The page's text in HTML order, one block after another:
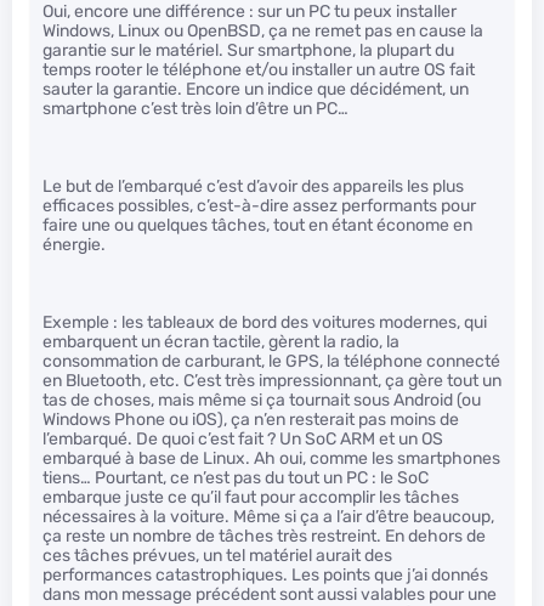
Oui, encore une différence : sur un PC tu peux installer
Windows, Linux ou OpenBSD, ça ne remet pas en cause la
garantie sur le matériel. Sur smartphone, la plupart du
temps rooter le téléphone et/ou installer un autre OS fait
sauter la garantie. Encore un indice que décidément, un
smartphone c’est très loin d’être un PC…
Le but de l’embarqué c’est d’avoir des appareils les plus
efficaces possibles, c’est-à-dire assez performants pour
faire une ou quelques tâches, tout en étant économe en
énergie.
Exemple : les tableaux de bord des voitures modernes, qui
embarquent un écran tactile, gèrent la radio, la
consommation de carburant, le GPS, la téléphone connecté
en Bluetooth, etc. C’est très impressionnant, ça gère tout un
tas de choses, mais même si ça tournait sous Android (ou
Windows Phone ou iOS), ça n’en resterait pas moins de
l’embarqué. De quoi c’est fait ? Un SoC ARM et un OS
embarqué à base de Linux. Ah oui, comme les smartphones
tiens… Pourtant, ce n’est pas du tout un PC : le SoC
embarque juste ce qu’il faut pour accomplir les tâches
nécessaires à la voiture. Même si ça a l’air d’être beaucoup,
ça reste un nombre de tâches très restreint. En dehors de
ces tâches prévues, un tel matériel aurait des
performances catastrophiques. Les points que j’ai donnés
dans mon message précédent sont aussi valables pour une